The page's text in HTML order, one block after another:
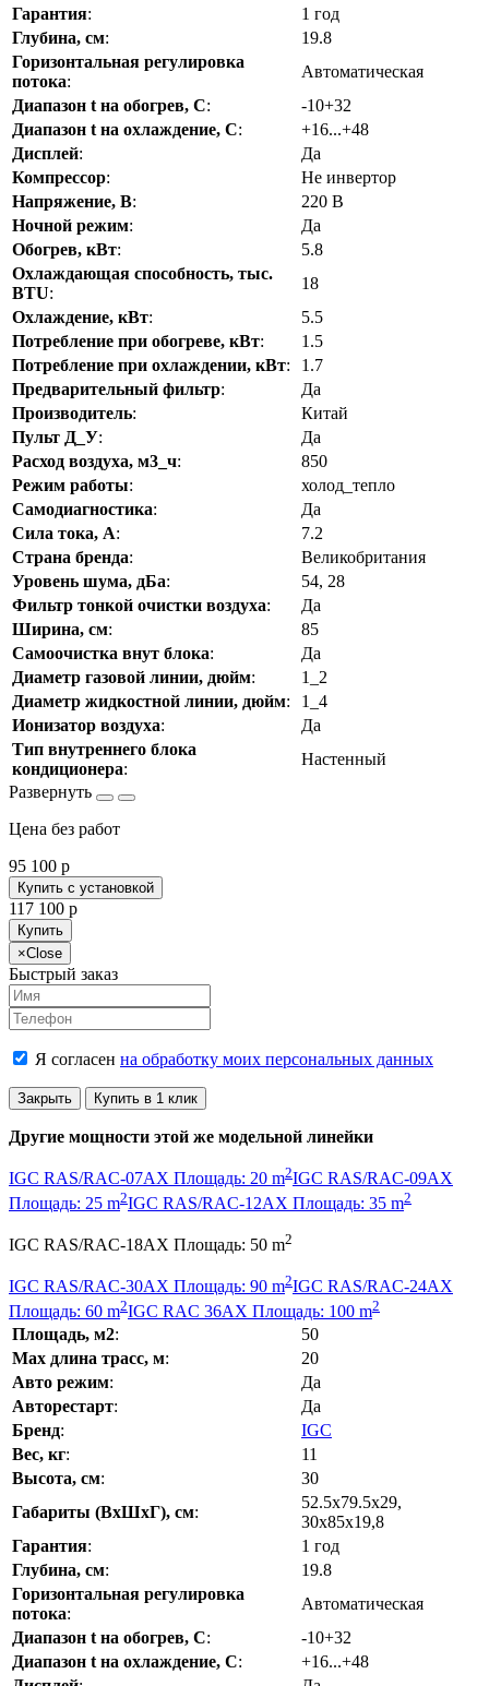
Гарантия:
1 год
Глубина, см:
19.8
Горизонтальная регулировка
потока:
Автоматическая
Диапазон t на обогрев, С:
-10+32
Диапазон t на охлаждение, С:
+16...+48
Дисплей:
Да
Компрессор:
Не инвертор
Напряжение, В:
220 В
Ночной режим:
Да
Обогрев, кВт:
5.8
Охлаждающая способность, тыс.
BTU:
18
Охлаждение, кВт:
5.5
Потребление при обогреве, кВт:
1.5
Потребление при охлаждении, кВт:
1.7
Предварительный фильтр:
Да
Производитель:
Китай
Пульт Д_У:
Да
Расход воздуха, м3_ч:
850
Режим работы:
холод_тепло
Самодиагностика:
Да
Сила тока, А:
7.2
Страна бренда:
Великобритания
Уровень шума, дБа:
54, 28
Фильтр тонкой очистки воздуха:
Да
Ширина, см:
85
Самоочистка внут блока:
Да
Диаметр газовой линии, дюйм:
1_2
Диаметр жидкостной линии, дюйм:
1_4
Ионизатор воздуха:
Да
Тип внутреннего блока
кондиционера:
Настенный
Цена без работ
95 100 p
Купить с установкой
117 100 p
Купить
×Close
Быстрый заказ
Я согласен на обработку моих персональных данных
Закрыть Купить в 1 клик
Другие мощности этой же модельной линейки
IGC RAS/RAC-07AX Площадь: 20 m2IGC RAS/RAC-09AX
Площадь: 25 m2IGC RAS/RAC-12AX Площадь: 35 m2
IGC RAS/RAC-18AX Площадь: 50 m2
IGC RAS/RAC-30AX Площадь: 90 m2IGC RAS/RAC-24AX
Площадь: 60 m2IGC RAC 36AX Площадь: 100 m2
Площадь, м2:
50
Max длина трасс, м:
20
Авто режим:
Да
Авторестарт:
Да
Бренд:
IGC
Вес, кг:
11
Высота, см:
30
Габариты (ВхШхГ), см:
52.5х79.5х29,
30х85х19,8
Гарантия:
1 год
Глубина, см:
19.8
Горизонтальная регулировка
потока:
Автоматическая
Диапазон t на обогрев, С:
-10+32
Диапазон t на охлаждение, С:
+16...+48